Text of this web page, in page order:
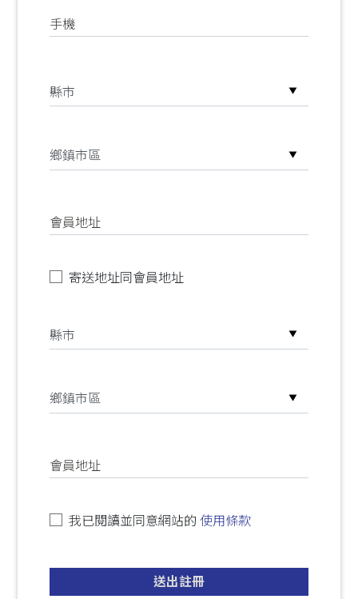
手機
會員地址
寄送地址同會員地址
會員地址
我已閱讀並同意網站的 使用條款
送出註冊